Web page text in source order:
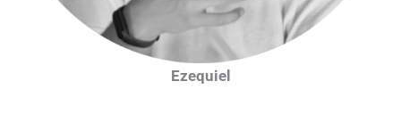
Ezequiel